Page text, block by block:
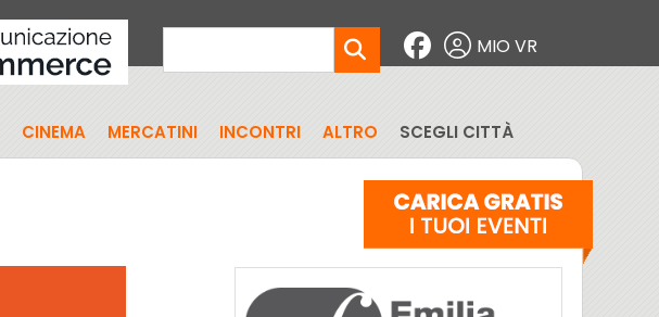
MIO VR
CINEMA MERCATINI INCONTRI ALTRO SCEGLI CITTÀ